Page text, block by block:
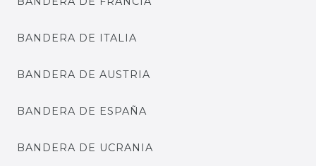
BANDERA DE ITALIA
BANDERA DE AUSTRIA
BANDERA DE ESPAÑA
BANDERA DE UCRANIA